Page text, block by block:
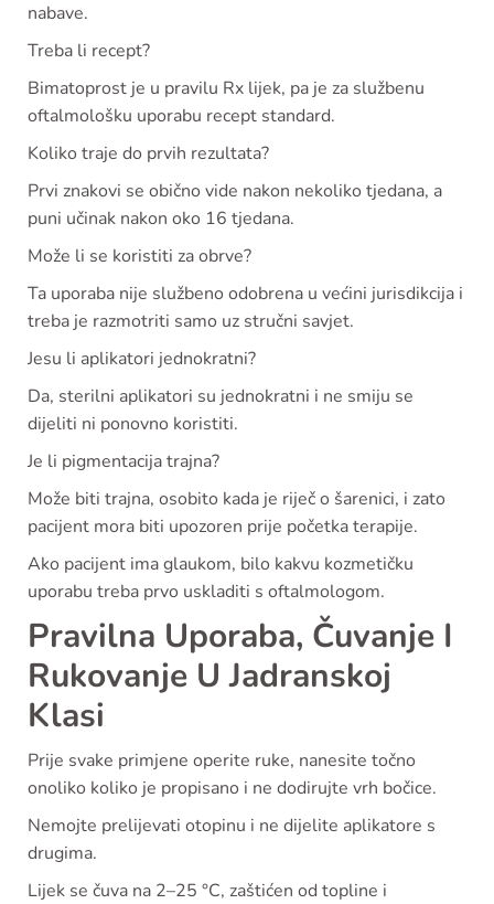
nabave.
Treba li recept?
Bimatoprost je u pravilu Rx lijek, pa je za službenu
oftalmološku uporabu recept standard.
Koliko traje do prvih rezultata?
Prvi znakovi se obično vide nakon nekoliko tjedana, a
puni učinak nakon oko 16 tjedana.
Može li se koristiti za obrve?
Ta uporaba nije službeno odobrena u većini jurisdikcija i
treba je razmotriti samo uz stručni savjet.
Jesu li aplikatori jednokratni?
Da, sterilni aplikatori su jednokratni i ne smiju se
dijeliti ni ponovno koristiti.
Je li pigmentacija trajna?
Može biti trajna, osobito kada je riječ o šarenici, i zato
pacijent mora biti upozoren prije početka terapije.
Ako pacijent ima glaukom, bilo kakvu kozmetičku
uporabu treba prvo uskladiti s oftalmologom.
Pravilna Uporaba, Čuvanje I
Rukovanje U Jadranskoj
Klasi
Prije svake primjene operite ruke, nanesite točno
onoliko koliko je propisano i ne dodirujte vrh bočice.
Nemojte prelijevati otopinu i ne dijelite aplikatore s
drugima.
Lijek se čuva na 2–25 °C, zaštićen od topline i